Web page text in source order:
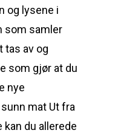
og lysene i
som samler
tas av og
som gjør at du
nye
mat Ut fra
du allerede